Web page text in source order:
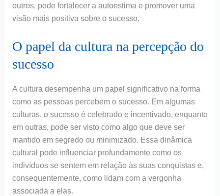
outros, pode fortalecer a autoestima e promover uma
visão mais positiva sobre o sucesso.
O papel da cultura na percepção do
sucesso
A cultura desempenha um papel significativo na forma
como as pessoas percebem o sucesso. Em algumas
culturas, o sucesso é celebrado e incentivado, enquanto
em outras, pode ser visto como algo que deve ser
mantido em segredo ou minimizado. Essa dinâmica
cultural pode influenciar profundamente como os
indivíduos se sentem em relação às suas conquistas e,
consequentemente, como lidam com a vergonha
associada a elas.